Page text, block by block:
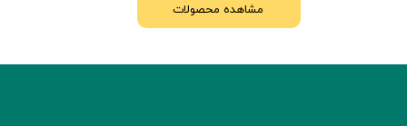
مشاهده محصولات